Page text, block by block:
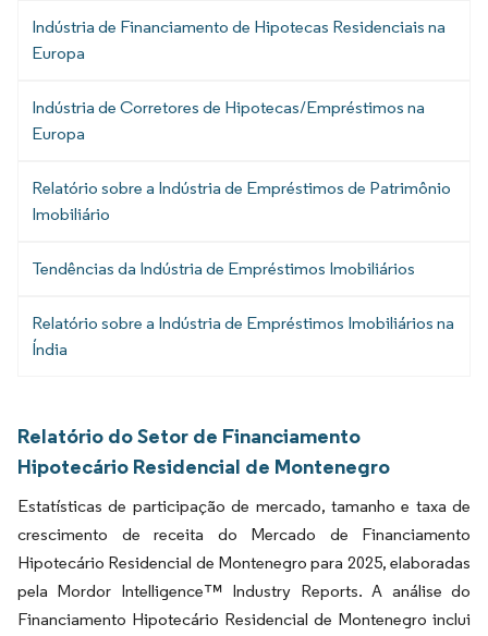
Indústria de Financiamento de Hipotecas Residenciais na
Europa
Indústria de Corretores de Hipotecas/Empréstimos na
Europa
Relatório sobre a Indústria de Empréstimos de Patrimônio
Imobiliário
Tendências da Indústria de Empréstimos Imobiliários
Relatório sobre a Indústria de Empréstimos Imobiliários na
Índia
Relatório do Setor de Financiamento
Hipotecário Residencial de Montenegro
Estatísticas de participação de mercado, tamanho e taxa de
crescimento de receita do Mercado de Financiamento
Hipotecário Residencial de Montenegro para 2025, elaboradas
pela Mordor Intelligence™ Industry Reports. A análise do
Financiamento Hipotecário Residencial de Montenegro inclui